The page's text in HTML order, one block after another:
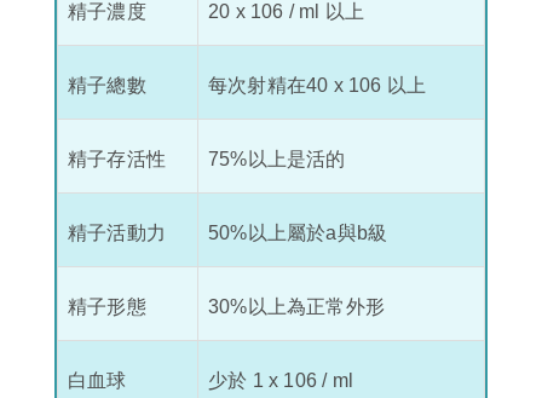
精子濃度 20 x 106 / ml 以上
精子總數 每次射精在40 x 106 以上
精子存活性 75%以上是活的
精子活動力 50%以上屬於a與b級
精子形態 30%以上為正常外形
白血球 少於 1 x 106 / ml